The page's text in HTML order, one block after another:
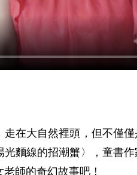
在大自然裡頭，但不僅僅
麵線的招潮蟹〉，童書
師的奇幻故事吧！